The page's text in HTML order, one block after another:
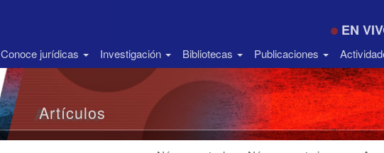
EN
Conoce jurídicas Investigación Bibliotecas Publicaciones
Artículos